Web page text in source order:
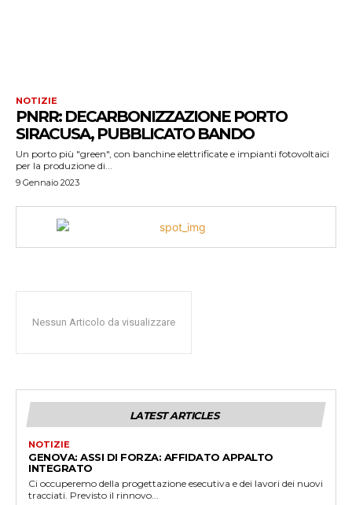
NOTIZIE
PNRR: DECARBONIZZAZIONE PORTO
SIRACUSA, PUBBLICATO BANDO
Un porto più "green", con banchine elettrificate e impianti fotovoltaici
per la produzione di...
9 Gennaio 2023
Nessun Articolo da visualizzare
LATEST ARTICLES
NOTIZIE
GENOVA: ASSI DI FORZA: AFFIDATO APPALTO
INTEGRATO
Ci occuperemo della progettazione esecutiva e dei lavori dei nuovi
tracciati. Previsto il rinnovo...